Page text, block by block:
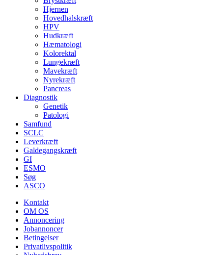
Hjernen
Hovedhalskræft
HPV
Hudkræft
Hæmatologi
Kolorektal
Lungekræft
Mavekræft
Nyrekræft
Pancreas
Diagnostik
Genetik
Patologi
Samfund
SCLC
Leverkræft
Galdegangskræft
GI
ESMO
Søg
ASCO
Kontakt
OM OS
Annoncering
Jobannoncer
Betingelser
Privatlivspolitik